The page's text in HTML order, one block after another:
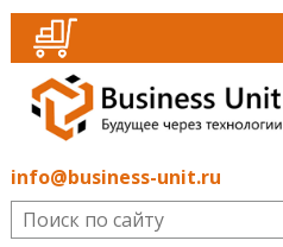
info@business-unit.ru